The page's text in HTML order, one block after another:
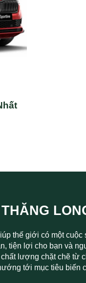
thế giới có một cuộc
tiện lợi cho bạn và
lượng chặt chẽ từ
tới mục tiêu biến